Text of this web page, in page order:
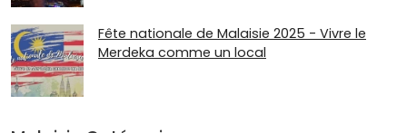
Fête nationale de Malaisie 2025 - Vivre le
Merdeka comme un local